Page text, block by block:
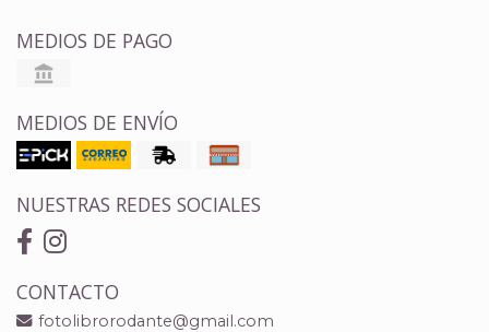
MEDIOS DE PAGO
MEDIOS DE ENVÍO
NUESTRAS REDES SOCIALES
CONTACTO
fotolibrorodante@gmail.com